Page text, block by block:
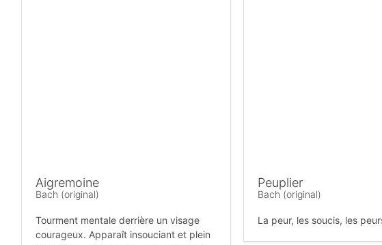
Aigremoine
Bach (original)
Tourment mentale derrière un visage
courageux. Apparaît insouciant et plein
Peuplier
Bach (original)
La peur, les soucis, les